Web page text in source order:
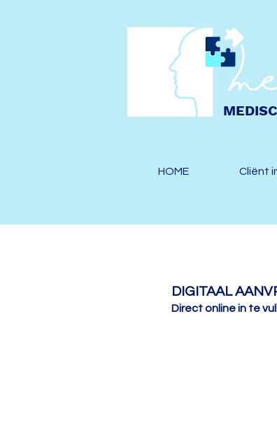
HOME Cliënt
DIGITAAL
Direct online in te